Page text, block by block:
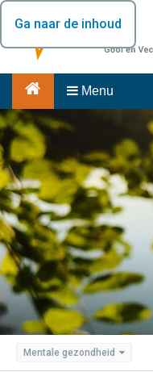
Ga naar de inhoud
Menu
Mentale gezondheid